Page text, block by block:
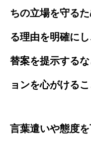
ちの立場を守る
る理由を明確に
替案を提示する
ョンを心がけるこ
言葉遣いや態度